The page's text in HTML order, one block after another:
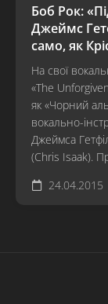
Боб Рок:
Джеймс
само, як
На свої
«The
як «Чорний
вокально-
Джеймса
(Chris Isaak).
24.04.2015